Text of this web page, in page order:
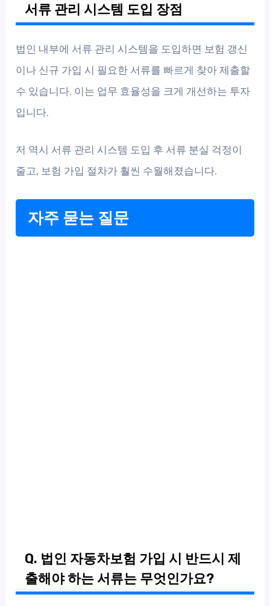
서류 관리 시스템 도입 장점
법인 내부에 서류 관리 시스템을 도입하면 보험 갱신
이나 신규 가입 시 필요한 서류를 빠르게 찾아 제출할
수 있습니다. 이는 업무 효율성을 크게 개선하는 투자
입니다.
저 역시 서류 관리 시스템 도입 후 서류 분실 걱정이
줄고, 보험 가입 절차가 훨씬 수월해졌습니다.
자주 묻는 질문
Q. 법인 자동차보험 가입 시 반드시 제
출해야 하는 서류는 무엇인가요?